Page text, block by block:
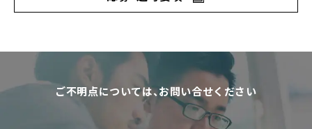
ご不明点については、お問い合せください